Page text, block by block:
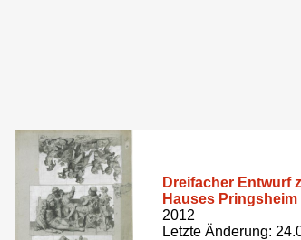
Dreifacher Entwurf
Hauses Pringsheim
2012
Letzte Änderung: